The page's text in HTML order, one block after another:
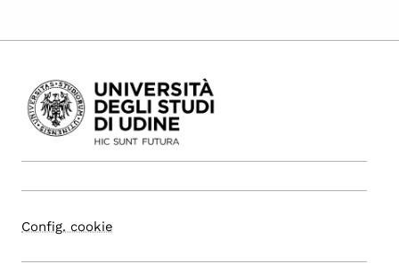
Config. cookie